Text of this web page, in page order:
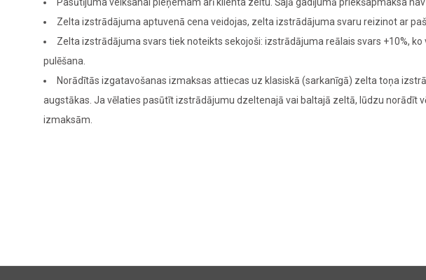
Pasūtījuma veikšanai pieņemam arī klienta zeltu. Šajā gadījumā priekšapmaksa
Zelta izstrādājuma aptuvenā cena veidojas, zelta izstrādājuma svaru reizinot ar
Zelta izstrādājuma svars tiek noteikts sekojoši: izstrādājuma reālais svars +10%,
pulēšana.
Norādītās izgatavošanas izmaksas attiecas uz klasiskā (sarkanīgā) zelta toņa
augstākas. Ja vēlaties pasūtīt izstrādājumu dzeltenajā vai baltajā zeltā, lūdzu norādīt
izmaksām.